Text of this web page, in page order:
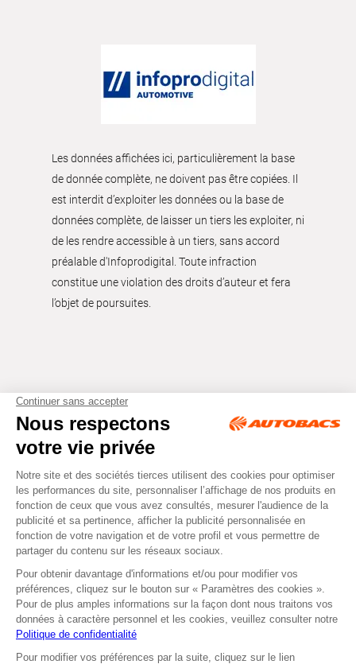
Les données affichées ici, particulièrement la base
de donnée complète, ne doivent pas être copiées. Il
est interdit d’exploiter les données ou la base de
données complète, de laisser un tiers les exploiter, ni
de les rendre accessible à un tiers, sans accord
préalable d'Infoprodigital. Toute infraction
constitue une violation des droits d’auteur et fera
l’objet de poursuites.
Tous droits réservés © Autobacs
Mentions légales RGPD
Cookies CGV
Facebook Instagram